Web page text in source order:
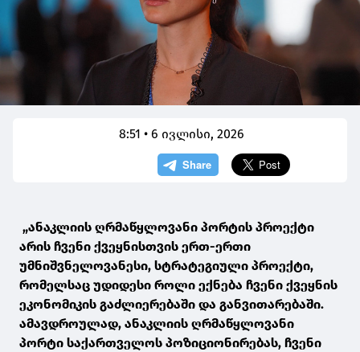
8:51 • 6 ივლისი, 2026
„ანაკლიის ღრმაწყლოვანი პორტის პროექტი
არის ჩვენი ქვეყნისთვის ერთ-ერთი
უმნიშვნელოვანესი, სტრატეგიული პროექტი,
რომელსაც უდიდესი როლი ექნება ჩვენი ქვეყნის
ეკონომიკის გაძლიერებაში და განვითარებაში.
ამავდროულად, ანაკლიის ღრმაწყლოვანი
პორტი საქართველოს პოზიციონირებას, ჩვენი